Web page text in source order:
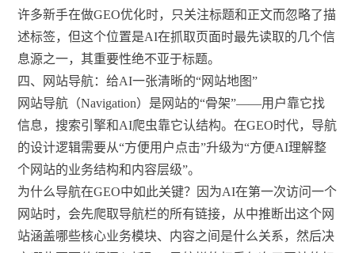
许多新手在做GEO优化时，只关注标题和正文而忽略了描
述标签，但这个位置是AI在抓取页面时最先读取的几个信
息源之一，其重要性绝不亚于标题。
四、网站导航：给AI一张清晰的“网站地图”
网站导航（Navigation）是网站的“骨架”——用户靠它找
信息，搜索引擎和AI爬虫靠它认结构。在GEO时代，导航
的设计逻辑需要从“方便用户点击”升级为“方便AI理解整
个网站的业务结构和内容层级”。
为什么导航在GEO中如此关键？因为AI在第一次访问一个
网站时，会先爬取导航栏的所有链接，从中推断出这个网
站涵盖哪些核心业务模块、内容之间是什么关系，然后决